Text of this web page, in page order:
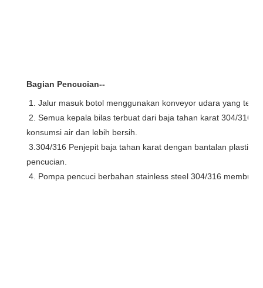
Bagian Pencucian--
1. Jalur masuk botol menggunakan konveyor udara yang
konsumsi air dan lebih bersih.
pencucian.
4. Pompa pencuci berbahan stainless steel 304/316 membuat